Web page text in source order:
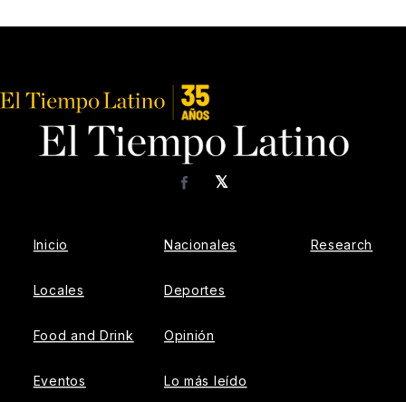
𝕏
Facebook
Inicio
Locales
Food and Drink
Eventos
Nacionales
Deportes
Opinión
Lo más leído
Research